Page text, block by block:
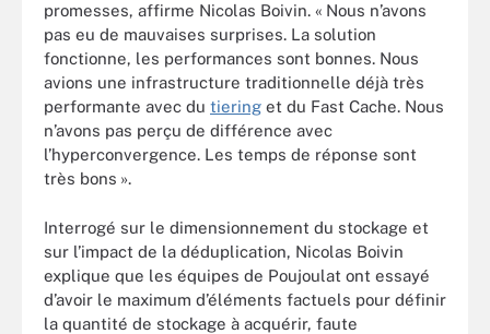
promesses, affirme Nicolas Boivin. « Nous n’avons
pas eu de mauvaises surprises. La solution
fonctionne, les performances sont bonnes. Nous
avions une infrastructure traditionnelle déjà très
performante avec du tiering et du Fast Cache. Nous
n’avons pas perçu de différence avec
l’hyperconvergence. Les temps de réponse sont
très bons ».
Interrogé sur le dimensionnement du stockage et
sur l’impact de la déduplication, Nicolas Boivin
explique que les équipes de Poujoulat ont essayé
d’avoir le maximum d’éléments factuels pour définir
la quantité de stockage à acquérir, faute